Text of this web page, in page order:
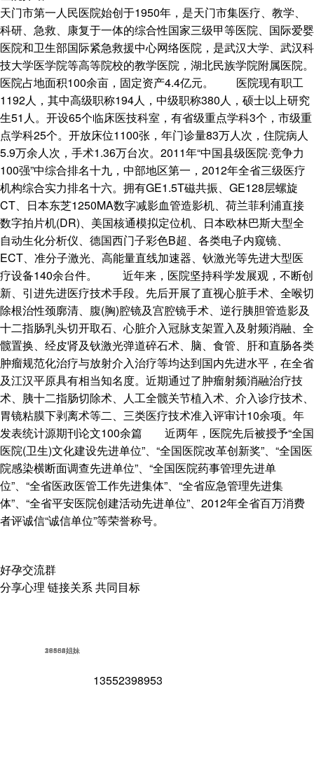
天门市第一人民医院始创于1950年，是天门市集医疗、教学、
科研、急救、康复于一体的综合性国家三级甲等医院、国际爱婴
医院和卫生部国际紧急救援中心网络医院，是武汉大学、武汉科
技大学医学院等高等院校的教学医院，湖北民族学院附属医院。
医院占地面积100余亩，固定资产4.4亿元。 医院现有职工
1192人，其中高级职称194人，中级职称380人，硕士以上研究
生51人。开设65个临床医技科室，有省级重点学科3个，市级重
点学科25个。开放床位1100张，年门诊量83万人次，住院病人
5.9万余人次，手术1.36万台次。2011年“中国县级医院·竞争力
100强”中综合排名十九，中部地区第一，2012年全省三级医疗
机构综合实力排名十六。拥有GE1.5T磁共振、GE128层螺旋
CT、日本东芝1250MA数字减影血管造影机、荷兰菲利浦直接
数字拍片机(DR)、美国核通模拟定位机、日本欧林巴斯大型全
自动生化分析仪、德国西门子彩色B超、各类电子内窥镜、
ECT、准分子激光、高能量直线加速器、钬激光等先进大型医
疗设备140余台件。 近年来，医院坚持科学发展观，不断创
新、引进先进医疗技术手段。先后开展了直视心脏手术、全喉切
除根治性颈廓清、腹(胸)腔镜及宫腔镜手术、逆行胰胆管造影及
十二指肠乳头切开取石、心脏介入冠脉支架置入及射频消融、全
髋置换、经皮肾及钬激光弹道碎石术、脑、食管、肝和直肠各类
肿瘤规范化治疗与放射介入治疗等均达到国内先进水平，在全省
及江汉平原具有相当知名度。近期通过了肿瘤射频消融治疗技
术、胰十二指肠切除术、人工全髋关节植入术、介入诊疗技术、
胃镜粘膜下剥离术等二、三类医疗技术准入评审计10余项。年
发表统计源期刊论文100余篇 近两年，医院先后被授予“全国
医院(卫生)文化建设先进单位”、“全国医院改革创新奖”、“全国医
院感染横断面调查先进单位”、“全国医院药事管理先进单
位”、“全省医政医管工作先进集体”、“全省应急管理先进集
体”、“全省平安医院创建活动先进单位”、2012年全省百万消费
者评诚信“诚信单位”等荣誉称号。
好孕交流群
分享心理 链接关系 共同目标
18562姐妹
16852姐妹
23586姐妹
39154姐妹
13552398953